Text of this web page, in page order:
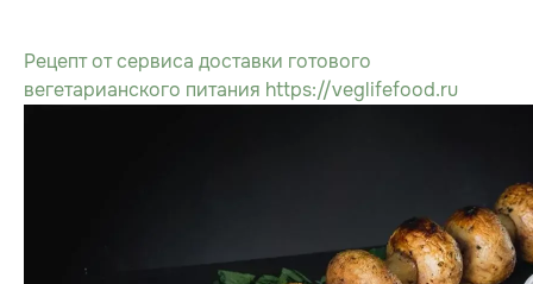
Рецепт от сервиса доставки готового
вегетарианского питания https://veglifefood.ru